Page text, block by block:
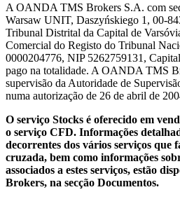
A OANDA TMS Brokers S.A. com
Warsaw UNIT, Daszyńskiego 1, 00-
Tribunal Distrital da Capital de
Comercial do Registo do Tribunal
0000204776, NIP 5262759131,
pago na totalidade. A OANDA TMS
supervisão da Autoridade de
numa autorização de 26 de abril de
O serviço Stocks é oferecido em
o serviço CFD. Informações
decorrentes dos vários serviços que
cruzada, bem como informações
associados a estes serviços, estão
Brokers, na secção Documentos.